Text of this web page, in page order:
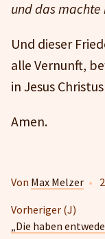
und das machte
Und dieser
alle Vernunft,
in Jesus
Amen.
Von Max Melzer •
Vorheriger (J)
„Die haben